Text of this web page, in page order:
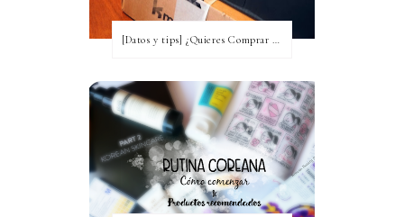
[Datos y tips] ¿Quieres Comprar a Corea y no tienes idea? [Actualizada a 2020]